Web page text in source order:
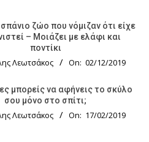
ζώο που νόμιζαν ότι είχε
– Μοιάζει με ελάφι και
ποντίκι
Λεωτσάκος On: 02/12/2019
μπορείς να αφήνεις το σκύλο
σου μόνο στο σπίτι;
Λεωτσάκος On: 17/02/2019